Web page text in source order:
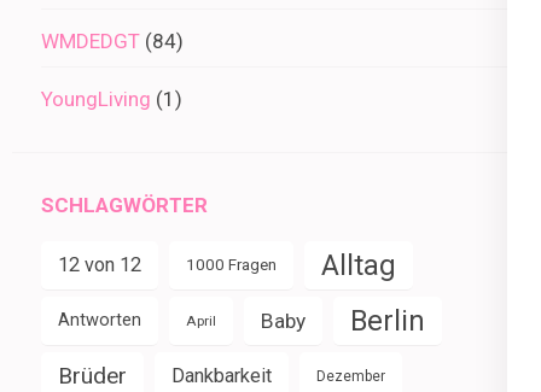
WMDEDGT (84)
YoungLiving (1)
SCHLAGWÖRTER
12 von 12 1000 Fragen Alltag
Antworten April Baby Berlin
Brüder Dankbarkeit Dezember